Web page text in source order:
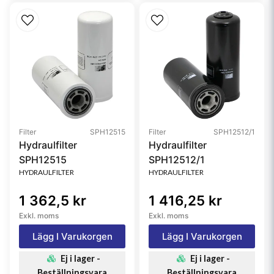
Filter SPH12515
Hydraulfilter
SPH12515
HYDRAULFILTER
1 362,5 kr
Exkl. moms
Lägg I Varukorgen
Ej i lager -
Filter SPH12512/1
Hydraulfilter
SPH12512/1
HYDRAULFILTER
1 416,25 kr
Exkl. moms
Lägg I Varukorgen
Ej i lager -